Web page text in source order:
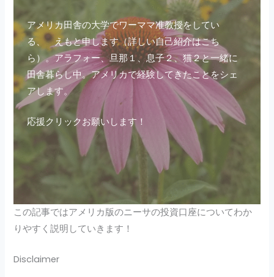
アメリカ田舎の大学でワーママ准教授をしてい
る、 えもと申します（詳しい自己紹介はこち
ら ）。アラフォー、旦那１、息子２、猫２と一緒に
田舎暮らし中。アメリカで経験してきたことをシェ
アします。
応援クリックお願いします！
この記事ではアメリカ版のニーサの投資口座についてわか
りやすく説明していきます！
Disclaimer